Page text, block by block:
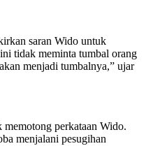
saran Wido untuk
tidak meminta tumbal orang
menjadi tumbalnya,” ujar
perkataan Wido.
menjalani pesugihan